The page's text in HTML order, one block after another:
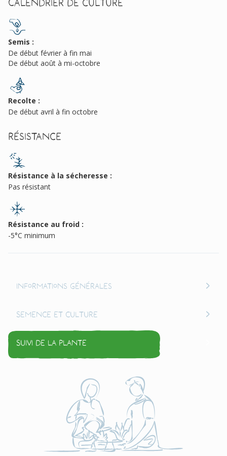
Semis :
De début février à fin mai
De début août à mi-octobre
Recolte :
De début avril à fin octobre
Résistance
Résistance à la sécheresse :
Pas résistant
Résistance au froid :
-5°C minimum
Informations générales
Semence et culture
Suivi de la plante